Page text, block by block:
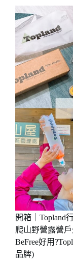
Topland
行
動
器，
可
拆
裝
延
吸
管
~
爬
山
喝
水
快
速
超
方
便!!
登
山
開箱｜Topland
爬山野營露營
BeFree好用
品牌)